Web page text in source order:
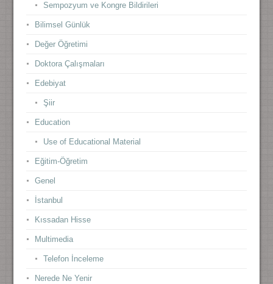
Sempozyum ve Kongre Bildirileri
Bilimsel Günlük
Değer Öğretimi
Doktora Çalışmaları
Edebiyat
Şiir
Education
Use of Educational Material
Eğitim-Öğretim
Genel
İstanbul
Kıssadan Hisse
Multimedia
Telefon İnceleme
Nerede Ne Yenir